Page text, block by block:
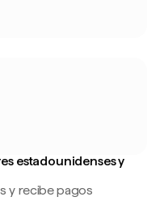
estadounidenses y
y recibe pagos